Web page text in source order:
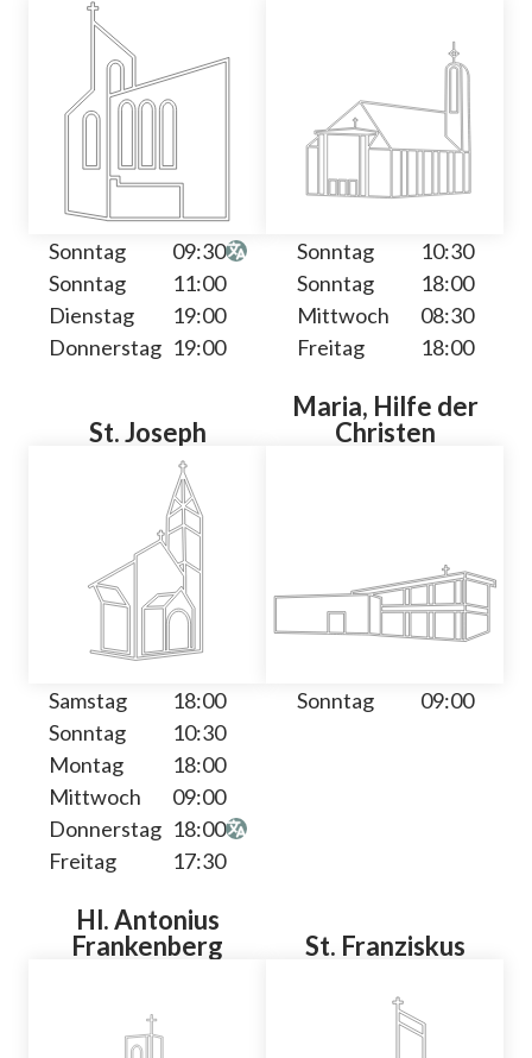
Sonntag
09:30
Sonntag
11:00
Dienstag
19:00
Donnerstag 19:00
Sonntag
10:30
Sonntag
18:00
Mittwoch
08:30
Freitag
18:00
St. Joseph
Samstag
18:00
Sonntag
10:30
Montag
18:00
Mittwoch
09:00
Donnerstag 18:00
Freitag
17:30
Maria, Hilfe der
Christen
Sonntag 09:00
Hl. Antonius
Frankenberg
St. Franziskus